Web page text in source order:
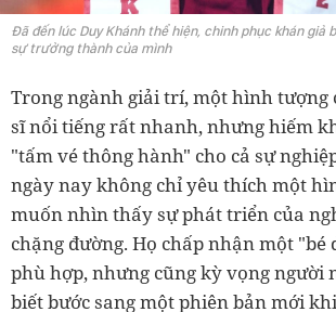
Đã đến lúc Duy Khánh thể hiện, chinh phục khán giả
sự trưởng thành của mình
Trong ngành giải trí, một hình tượng
sĩ nổi tiếng rất nhanh, nhưng hiếm
"tấm vé thông hành" cho cả sự
ngày nay không chỉ yêu thích một
muốn nhìn thấy sự phát triển của
chặng đường. Họ chấp nhận một "bé
phù hợp, nhưng cũng kỳ vọng người
biết bước sang một phiên bản mới